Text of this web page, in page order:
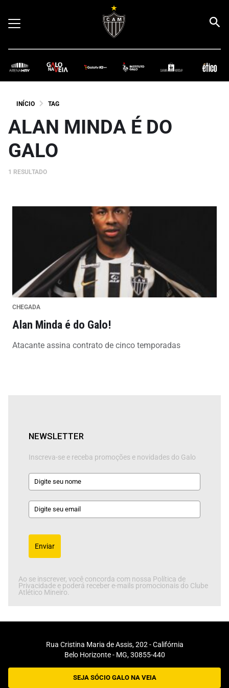
INÍCIO TAG
ALAN MINDA É DO
GALO
1 RESULTADO
CHEGADA
Alan Minda é do Galo!
Atacante assina contrato de cinco temporadas
NEWSLETTER
Inscreva-se e receba promoções e novidades do Galo
Enviar
Ao se inscrever, você concorda com nossa Política de
Privacidade e poderá receber e-mails promocionais do Clube
Atlético Mineiro.
Rua Cristina Maria de Assis, 202 - Califórnia
Belo Horizonte - MG, 30855-440
SEJA SÓCIO GALO NA VEIA